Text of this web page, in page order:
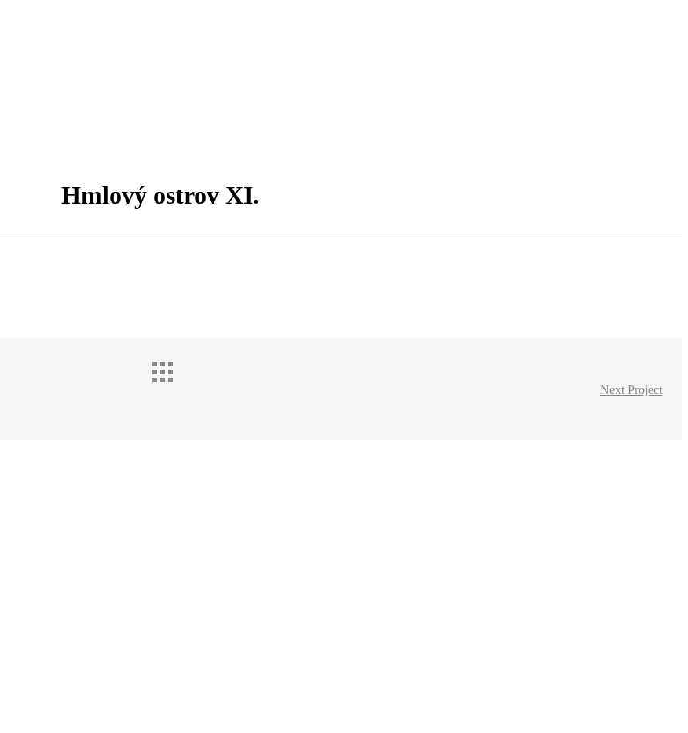
Hmlový ostrov XI.
Next Project